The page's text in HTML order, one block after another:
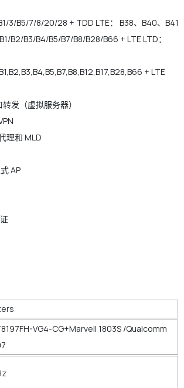
3/B5/7/8/20/28 + TDD LTE： B38、B40、B41
B2/B3/B4/B5/B7/B8/B28/B66 + LTE LTD：
+ LTE
发（虚拟服务器）
理和 MLD
AP
VG4-CG+Marvell 1803S /Qualcomm